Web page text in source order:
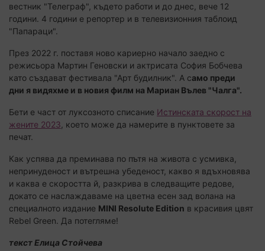
вестник "Телеграф", където работи и до днес, вече 12
години. 4 години е репортер и в телевизионния таблоид
"Папараци".
През 2022 г. поставя ново кариерно начало заедно с
режисьора Мартин Геновски и актрисата София Бобчева
като създават фестивала "Арт будилник". А само преди
дни я видяхме и в новия филм на Мариан Вълев "Чалга".
Бети е част от луксозното списание Истинската скорост на
жените 2023 , което може да намерите в пунктовете за
печат.
Как успява да преминава по пътя на живота с усмивка,
непринуденост и вътрешна убеденост, какво я вдъхновява
и каква е скоростта й, разкрива в следващите редове,
докато се наслаждаваме на цветна есен зад волана на
специалното издание MINI Resolute Edition в красивия цвят
Rebel Green. Да потегляме!
текст Елица Стойчева